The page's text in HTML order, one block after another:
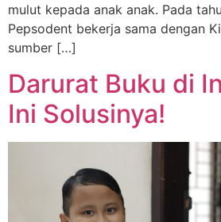
mulut kepada anak anak. Pada
Pepsodent bekerja sama dengan
sumber […]
Darurat Buku di
Ini Solusinya!